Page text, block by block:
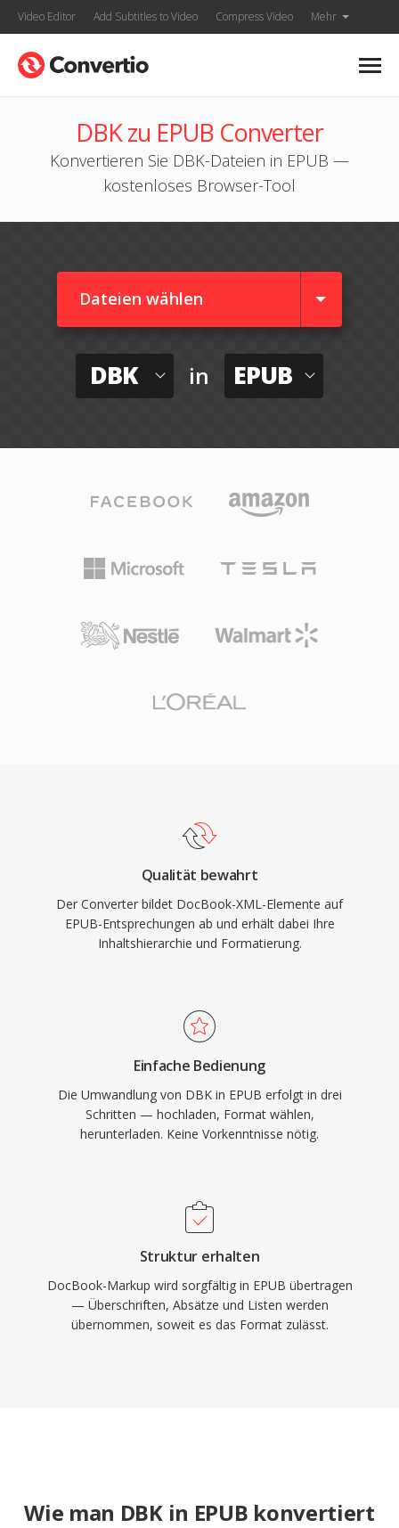
Video Editor Add Subtitles to Video Compress Video Mehr
DBK zu EPUB Converter
Konvertieren Sie DBK-Dateien in EPUB —
kostenloses Browser-Tool
Dateien wählen
DBK in EPUB
Qualität bewahrt
Der Converter bildet DocBook-XML-Elemente auf
EPUB-Entsprechungen ab und erhält dabei Ihre
Inhaltshierarchie und Formatierung.
Einfache Bedienung
Die Umwandlung von DBK in EPUB erfolgt in drei
Schritten — hochladen, Format wählen,
herunterladen. Keine Vorkenntnisse nötig.
Struktur erhalten
DocBook-Markup wird sorgfältig in EPUB übertragen
— Überschriften, Absätze und Listen werden
übernommen, soweit es das Format zulässt.
Wie man DBK in EPUB konvertiert